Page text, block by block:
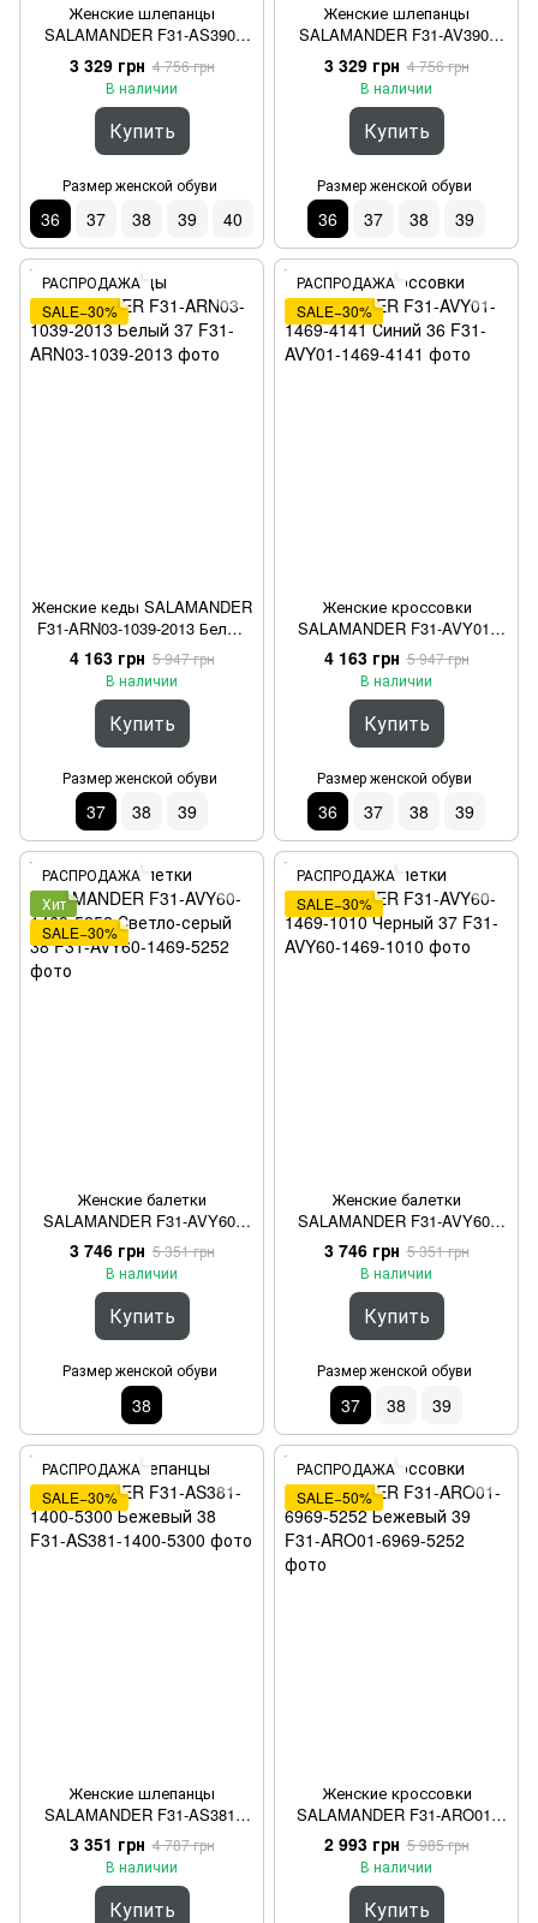
Женские шлепанцы
SALAMANDER F31-AS390-
1000-2100 Бежевый 36
3 329 грн 4 756 грн
В наличии
Купить
Размер женской обуви
36 37 38 39 40
Женские шлепанцы
SALAMANDER F31-AV390-
1400-1400 Бежевый 36
3 329 грн 4 756 грн
В наличии
Купить
Размер женской обуви
36 37 38 39
РАСПРОДАЖА
SALE−30%
Женские кеды SALAMANDER
F31-ARN03-1039-2013 Белый
37
4 163 грн 5 947 грн
В наличии
Купить
Размер женской обуви
37 38 39
РАСПРОДАЖА
SALE−30%
Женские кроссовки
SALAMANDER F31-AVY01-
1469-4141 Синий 36
4 163 грн 5 947 грн
В наличии
Купить
Размер женской обуви
36 37 38 39
РАСПРОДАЖА
Хит
SALE−30%
Женские балетки
SALAMANDER F31-AVY60-
1469-5252 Светло-серый 38
3 746 грн 5 351 грн
В наличии
Купить
Размер женской обуви
38
РАСПРОДАЖА
SALE−30%
Женские балетки
SALAMANDER F31-AVY60-
1469-1010 Черный 37
3 746 грн 5 351 грн
В наличии
Купить
Размер женской обуви
37 38 39
РАСПРОДАЖА
SALE−30%
Женские шлепанцы
SALAMANDER F31-AS381-
1400-5300 Бежевый 38
3 351 грн 4 787 грн
В наличии
Купить
РАСПРОДАЖА
SALE−50%
Женские кроссовки
SALAMANDER F31-ARO01-
6969-5252 Бежевый 39
2 993 грн 5 985 грн
В наличии
Купить